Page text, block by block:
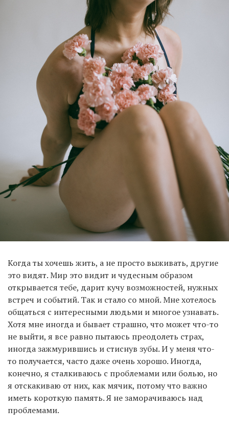
Когда ты хочешь жить, а не просто выживать, другие
это видят. Мир это видит и чудесным образом
открывается тебе, дарит кучу возможностей, нужных
встреч и событий. Так и стало со мной. Мне хотелось
общаться с интересными людьми и многое узнавать.
Хотя мне иногда и бывает страшно, что может что-то
не выйти, я все равно пытаюсь преодолеть страх,
иногда зажмурившись и стиснув зубы. И у меня что-
то получается, часто даже очень хорошо. Иногда,
конечно, я сталкиваюсь с проблемами или болью, но
я отскакиваю от них, как мячик, потому что важно
иметь короткую память. Я не заморачиваюсь над
проблемами.